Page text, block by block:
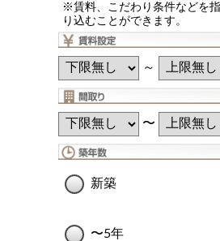
※賃料、こだわり条件などを
り込むことができます。
～
〜
新築
〜5年